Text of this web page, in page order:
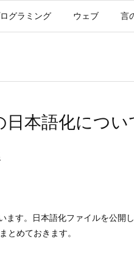
グラミング ウェブ 言
本語化につい
ます。日本語化ファイルを公開
とめておきます。